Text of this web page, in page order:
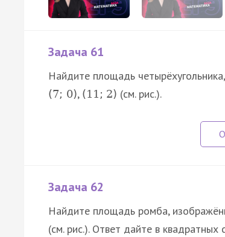
Задача 61
Найдите площадь
(7; 0), (11; 2) (см. рис.).
Задача 62
Найдите площадь ромба,
(см. рис.). Ответ дайте в квадратных